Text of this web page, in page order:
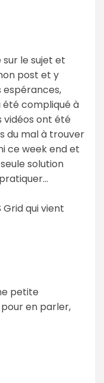
le sujet et
post et y
espérances,
compliqué à
vidéos ont été
du mal à trouver
ce week end et
solution
Grid qui vient
petite
en parler,